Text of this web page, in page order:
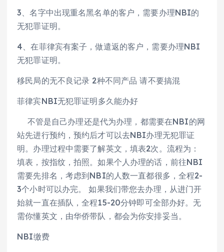
3、名字中出现重名黑名单的客户，需要办理NBI的
无犯罪证明。
4、在菲律宾有案子，做遣返的客户，需要办理NBI
无犯罪证明。
移民局的无不良记录 2种不同产品 请不要搞混
菲律宾NBI无犯罪证明多久能办好
不管是自己办理还是代为办理，都需要在NBI的网
站先进行预约，预约后才可以去NBI办理无犯罪证
明。办理过程中需要了解英文，填表2次。流程为：
填表，按指纹，拍照。如果个人办理的话，前往NBI
需要先排名，考虑到NBI的人数一直都很多，全程2-
3个小时可以办完。 如果我们带您去办理，从进门开
始就一直在插队，全程15-20分钟即可全部办好。无
需你懂英文，由华侨带队，都会为你安排妥当。
NBI缴费